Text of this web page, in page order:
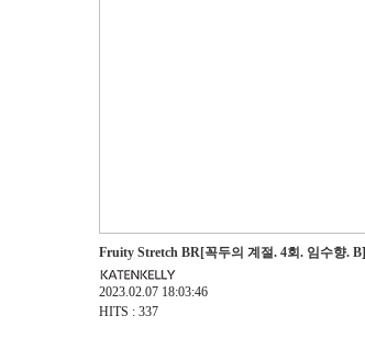
Fruity Stretch BR[꼭두의 계절. 4회. 임수향. B]
2023.02.07 18:03:46
HITS : 337